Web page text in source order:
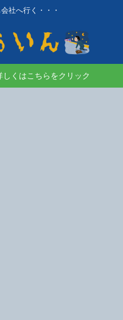
社へ行く・・・
くはこちらをクリック